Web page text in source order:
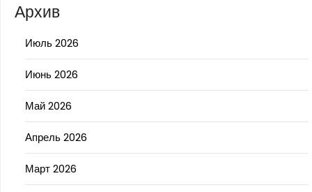
Архив
Июль 2026
Июнь 2026
Май 2026
Апрель 2026
Март 2026